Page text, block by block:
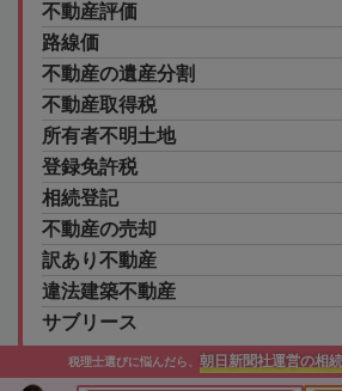
不動産評価
路線価
不動産の遺産分割
不動産取得税
所有者不明土地
登録免許税
相続登記
不動産の売却
訳あり不動産
違法建築不動産
サブリース
税理士選びに悩んだら、 朝日新聞社運営の相